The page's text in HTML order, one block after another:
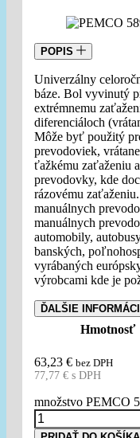
POPIS
Univerzálny
báze. Bol vyvinutý
extrémnemu
diferenciáloch
Môže byť použitý
prevodoviek,
ťažkému zaťaženiu
prevodovky, kde
rázovému
manuálnych
manuálnych
automobily,
banských,
vyrábaných
výrobcami kde je
ĎALŠIE
Hmotnosť
63,23 € bez DPH
77,77 € s DPH
množstvo PEMCO